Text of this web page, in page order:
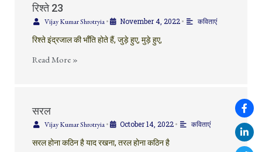
रिश्ते 23
Vijay Kumar Shrotryia• November 4, 2022•
कविताएं
रिश्ते इंद्रजाल की भाँति होते हैं, जुड़े हुए, मुड़े हुए,
Read More »
सरल
Vijay Kumar Shrotryia• October 14, 2022•
कविताएं
सरल होना कठिन है याद रखना, तरल होना कठिन है